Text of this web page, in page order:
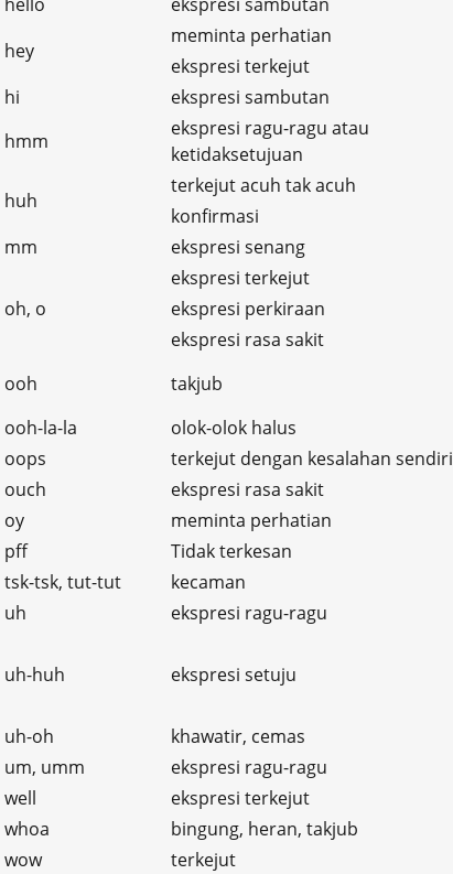
hey
meminta perhatian
ekspresi terkejut
hi
ekspresi sambutan
hmm
ekspresi ragu-ragu atau
ketidaksetujuan
huh
terkejut acuh tak acuh
konfirmasi
mm
ekspresi senang
oh, o
ekspresi terkejut
ekspresi perkiraan
ekspresi rasa sakit
ooh
takjub
ooh-la-la
olok-olok halus
oops
terkejut dengan kesalahan sendiri
ouch
ekspresi rasa sakit
oy
meminta perhatian
pff
Tidak terkesan
tsk-tsk, tut-tut
kecaman
uh
ekspresi ragu-ragu
uh-huh ekspresi setuju
uh-oh
khawatir, cemas
um, umm
ekspresi ragu-ragu
well
ekspresi terkejut
whoa
bingung, heran, takjub
wow
terkejut